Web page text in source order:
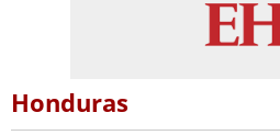
Honduras